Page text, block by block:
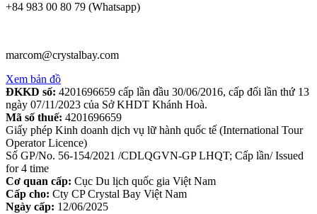
+84 983 00 80 79 (Whatsapp)
marcom@crystalbay.com
Xem bản đồ
ĐKKD số: 4201696659 cấp lần đầu 30/06/2016, cấp đổi lần thứ 13
ngày 07/11/2023 của Sở KHDT Khánh Hoà.
Mã số thuế: 4201696659
Giấy phép Kinh doanh dịch vụ lữ hành quốc tế (International Tour
Operator Licence)
Số GP/No. 56-154/2021 /CDLQGVN-GP LHQT; Cấp lần/ Issued
for 4 time
Cơ quan cấp: Cục Du lịch quốc gia Việt Nam
Cấp cho: Cty CP Crystal Bay Việt Nam
Ngày cấp: 12/06/2025